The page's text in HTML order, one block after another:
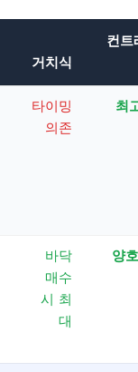
거치식
컨트
타이밍
의존
최
바닥
매수
시 최
대
양